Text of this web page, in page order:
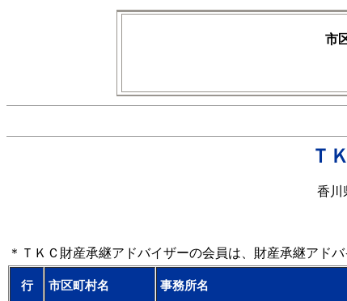
市
Ｔ
香川
＊ＴＫＣ財産承継アドバイザーの会員は、財産承継アドバ
行 市区町村名 事務所名